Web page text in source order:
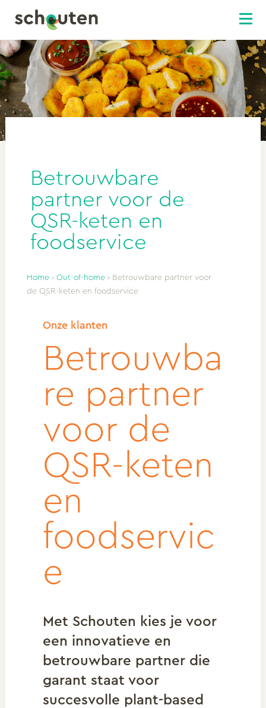
Betrouwbare
partner voor de
QSR-keten en
foodservice
Home ›Out-of-home › Betrouwbare partner voor
de QSR-keten en foodservice
Onze klanten
Betrouwba
re partner
voor de
QSR-keten
en
foodservic
e
Met Schouten kies je voor
een innovatieve en
betrouwbare partner die
garant staat voor
succesvolle plant-based